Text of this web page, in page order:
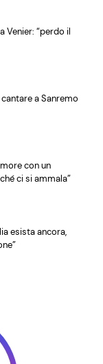
Venier: “perdo il
a Sanremo
con un
ci si ammala”
esista ancora,